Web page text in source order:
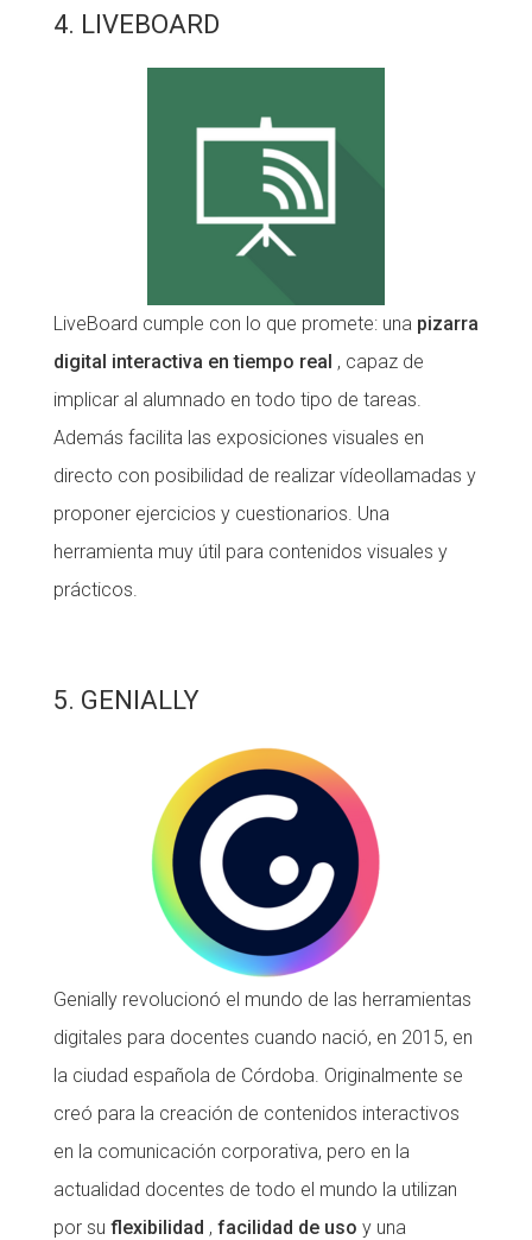
4. LIVEBOARD
LiveBoard cumple con lo que promete: una pizarra
digital interactiva en tiempo real , capaz de
implicar al alumnado en todo tipo de tareas.
Además facilita las exposiciones visuales en
directo con posibilidad de realizar vídeollamadas y
proponer ejercicios y cuestionarios. Una
herramienta muy útil para contenidos visuales y
prácticos.
5. GENIALLY
Genially revolucionó el mundo de las herramientas
digitales para docentes cuando nació, en 2015, en
la ciudad española de Córdoba. Originalmente se
creó para la creación de contenidos interactivos
en la comunicación corporativa, pero en la
actualidad docentes de todo el mundo la utilizan
por su flexibilidad , facilidad de uso y una